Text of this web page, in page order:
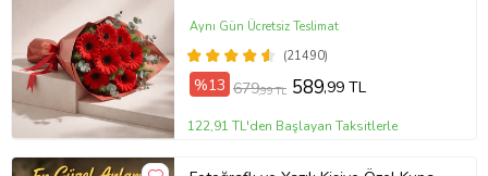
(21490)
Aynı Gün Ücretsiz Teslimat
%13 679,99 TL 589,99 TL
122,91 TL'den Başlayan Taksitlerle